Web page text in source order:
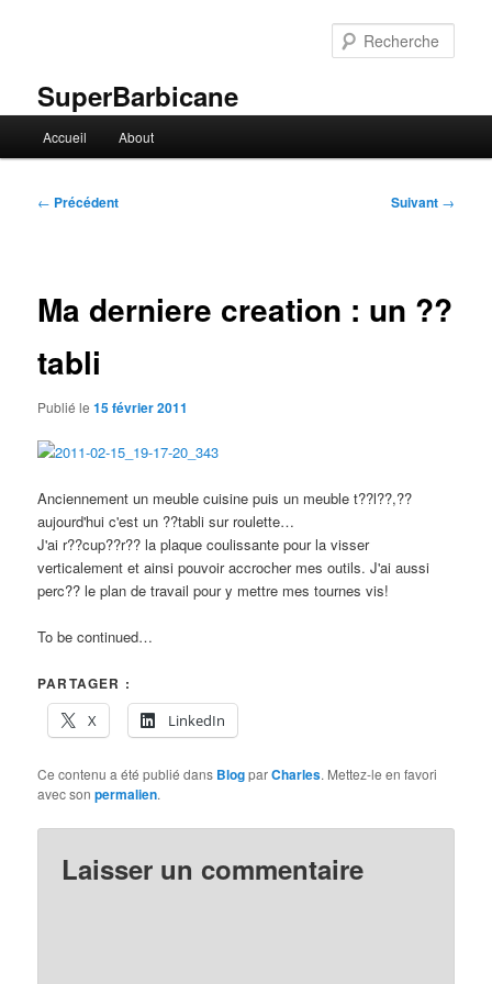
SuperBarbicane
principal
Accueil About
Navigation
← Précédent Suivant →
Ma derniere creation : un ??
tabli
Publié le15 février 2011
Anciennement un meuble cuisine puis un meuble t??l??,??
aujourd'hui c'est un ??tabli sur roulette…
J'ai r??cup??r?? la plaque coulissante pour la visser
verticalement et ainsi pouvoir accrocher mes outils. J'ai aussi
perc?? le plan de travail pour y mettre mes tournes vis!
To be continued…
PARTAGER :
X
LinkedIn
Ce contenu a été publié dans BlogparCharles. Mettez-le en favori
avec sonpermalien.
Laisser un commentaire